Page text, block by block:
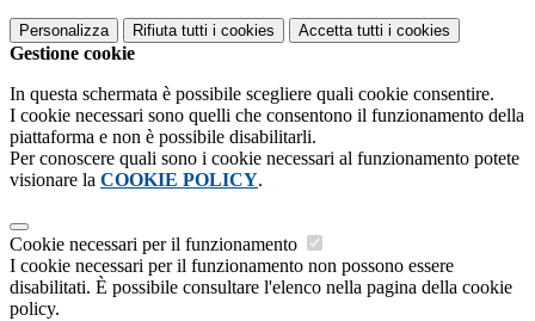
Personalizza Rifiuta tutti i cookies Accetta tutti i cookies
Gestione cookie
In questa schermata è possibile scegliere quali cookie consentire.
I cookie necessari sono quelli che consentono il funzionamento della
piattaforma e non è possibile disabilitarli.
Per conoscere quali sono i cookie necessari al funzionamento potete
visionare la COOKIE POLICY.
Cookie necessari per il funzionamento
I cookie necessari per il funzionamento non possono essere
disabilitati. È possibile consultare l'elenco nella pagina della cookie
policy.